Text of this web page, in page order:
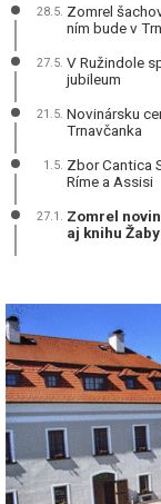
28.5. Zomrel
ním bude v
27.5. V Ružindole
jubileum
21.5. Novinársku
Trnavčanka
1.5. Zbor Cantica
Ríme a Assisi
27.1.
Zomrel
aj knihu